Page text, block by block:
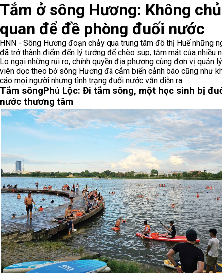
Tắm ở sông Hương: Không chủ
quan để đề phòng đuối nước
HNN - Sông Hương đoạn chảy qua trung tâm đô thị Huế những
đã trở thành điểm đến lý tưởng để chèo sup, tắm mát của nhiều
Lo ngại những rủi ro, chính quyền địa phương cùng đơn vị quản
viên dọc theo bờ sông Hương đã cắm biển cảnh báo cũng như
cáo mọi người nhưng tình trạng đuối nước vẫn diễn ra.
Tắm sôngPhú Lộc: Đi tắm sông, một học sinh bị
nước thương tâm